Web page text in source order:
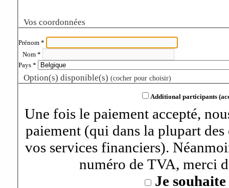
Vos coordonnées
Prénom *
Nom *
Pays *
Option(s) disponible(s) (cocher pour choisir)
Additional participants
Une fois le paiement accepté,
paiement (qui dans la plupart
vos services financiers).
numéro de TVA, merci
Je